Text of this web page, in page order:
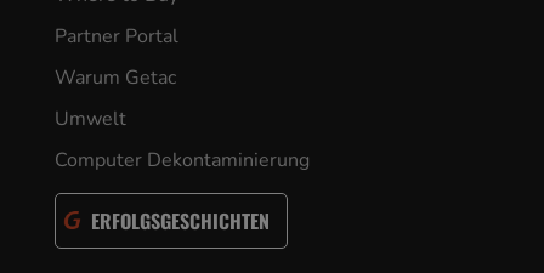
Partner Portal
Warum Getac
Umwelt
Computer Dekontaminierung
ERFOLGSGESCHICHTEN